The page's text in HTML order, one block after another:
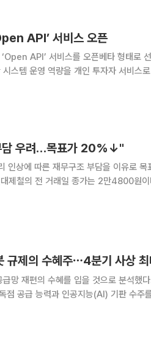
API’ 서비스 오픈
API’ 서비스를 오픈베타 형태로
템 운영 역량을 개인 투자자 서비스로 확
담 우려…목표가 20%↓"
인상에 따른 재무구조 부담을 이유로 목
제철의 전 거래일 종가는 2만4800원이
진으로 판매량 개선세가 더
제의 수혜주⋯4분기 사상 최
망 재편의 수혜를 입을 것으로 분석했
점 공급 능력과 인공지능(AI) 기판 수주
인공지능(AI) 휴머